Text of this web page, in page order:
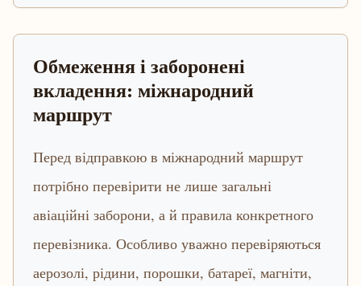
Обмеження і заборонені
вкладення: міжнародний
маршрут
Перед відправкою в міжнародний маршрут
потрібно перевірити не лише загальні
авіаційні заборони, а й правила конкретного
перевізника. Особливо уважно перевіряються
аерозолі, рідини, порошки, батареї, магніти,